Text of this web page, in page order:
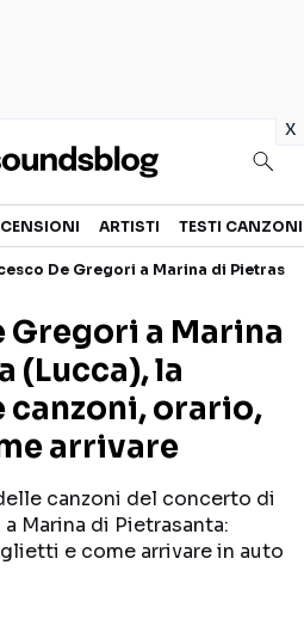
x
TESTI CANZONI
TOUR ED EVENTI
TALENT SHOW
ARTISTI TESTI CANZONI
De Gregori a Marina di
Gregori a Marina
(Lucca), la
canzoni, orario,
arrivare
canzoni del concerto di
Marina di Pietrasanta:
e come arrivare in auto